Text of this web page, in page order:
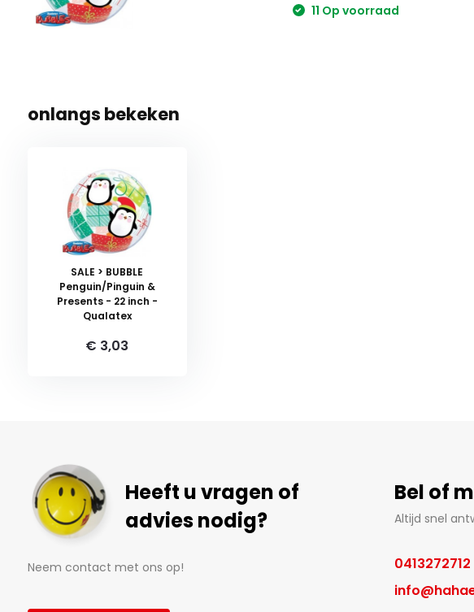
11 Op voorraad
onlangs bekeken
SALE > BUBBLE
Penguin/Pinguin &
Presents - 22 inch -
Qualatex
€ 3,03
Heeft u vragen of
advies nodig?
Neem contact met ons op!
Bel of
Altijd snel
0413272712